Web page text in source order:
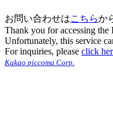
お問い合わせはこちらか
Thank you for accessing the
Unfortunately, this service
For inquiries, please click
Kakao piccoma Corp.